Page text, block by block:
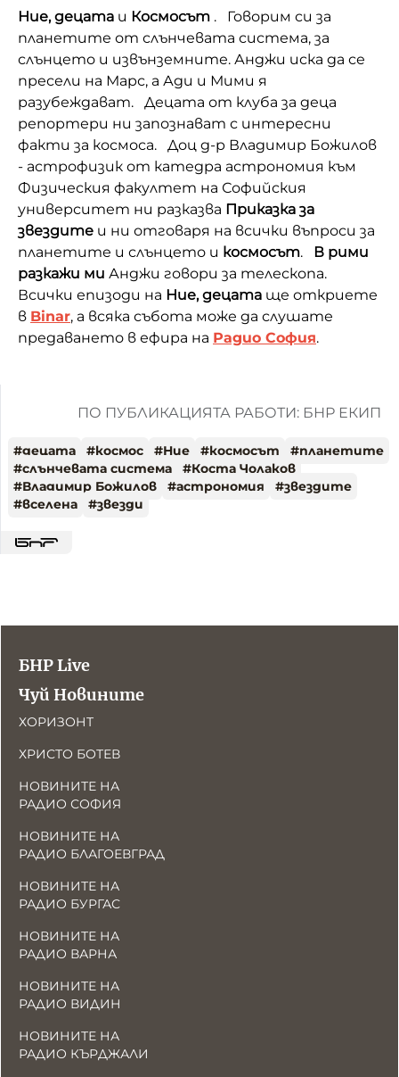
Ние, децата и Космосът . Говорим си за
планетите от слънчевата система, за
слънцето и извънземните. Анджи иска да се
пресели на Марс, а Ади и Мими я
разубеждават. Децата от клуба за деца
репортери ни запознават с интересни
факти за космоса. Доц д-р Владимир Божилов
- астрофизик от катедра астрономия към
Физическия факултет на Софийския
университет ни разказва Приказка за
звездите и ни отговаря на всички въпроси за
планетите и слънцето и космосът. В рими
разкажи ми Анджи говори за телескопа.
Всички епизоди на Ние, децата ще откриете
в Binar, а всяка събота може да слушате
предаването в ефира на Радио София.
ПО ПУБЛИКАЦИЯТА РАБОТИ: БНР ЕКИП
#децата #космос #Ние #космосът #планетите
#слънчевата система #Коста Чолаков
#Владимир Божилов #астрономия #звездите
#вселена #звезди
БНР Live
Чуй Новините
ХОРИЗОНТ
ХРИСТО БОТЕВ
НОВИНИТЕ НА
РАДИО СОФИЯ
НОВИНИТЕ НА
РАДИО БЛАГОЕВГРАД
НОВИНИТЕ НА
РАДИО БУРГАС
НОВИНИТЕ НА
РАДИО ВАРНА
НОВИНИТЕ НА
РАДИО ВИДИН
НОВИНИТЕ НА
РАДИО КЪРДЖАЛИ